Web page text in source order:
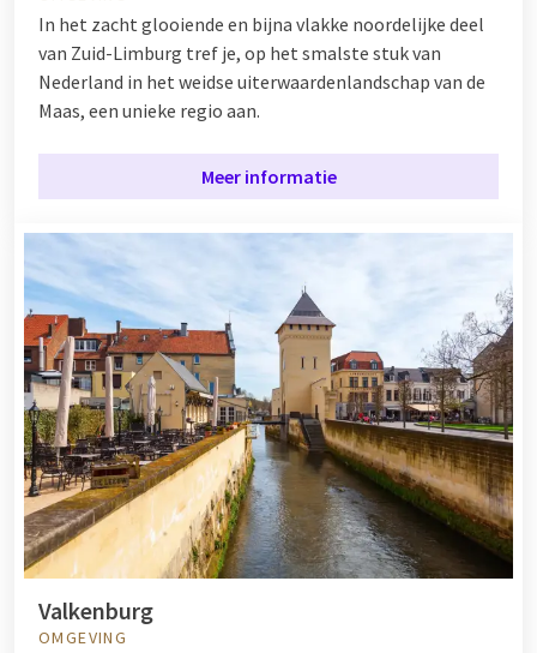
In het zacht glooiende en bijna vlakke noordelijke deel
van Zuid-Limburg tref je, op het smalste stuk van
Nederland in het weidse uiterwaardenlandschap van de
Maas, een unieke regio aan.
Meer informatie
Valkenburg
OMGEVING